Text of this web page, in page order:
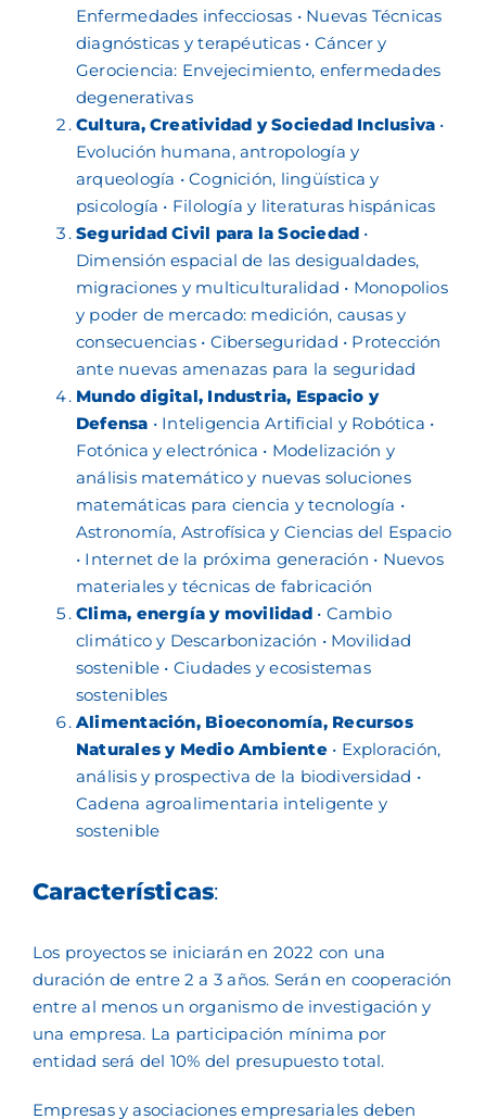
Enfermedades infecciosas • Nuevas Técnicas
diagnósticas y terapéuticas • Cáncer y
Gerociencia: Envejecimiento, enfermedades
degenerativas
Cultura, Creatividad y Sociedad Inclusiva •
Evolución humana, antropología y
arqueología • Cognición, lingüística y
psicología • Filología y literaturas hispánicas
Seguridad Civil para la Sociedad •
Dimensión espacial de las desigualdades,
migraciones y multiculturalidad • Monopolios
y poder de mercado: medición, causas y
consecuencias • Ciberseguridad • Protección
ante nuevas amenazas para la seguridad
Mundo digital, Industria, Espacio y
Defensa • Inteligencia Artificial y Robótica •
Fotónica y electrónica • Modelización y
análisis matemático y nuevas soluciones
matemáticas para ciencia y tecnología •
Astronomía, Astrofísica y Ciencias del Espacio
• Internet de la próxima generación • Nuevos
materiales y técnicas de fabricación
Clima, energía y movilidad• Cambio
climático y Descarbonización • Movilidad
sostenible • Ciudades y ecosistemas
sostenibles
Alimentación, Bioeconomía, Recursos
Naturales y Medio Ambiente• Exploración,
análisis y prospectiva de la biodiversidad •
Cadena agroalimentaria inteligente y
sostenible
Características:
Los proyectos se iniciarán en 2022 con una
duración de entre 2 a 3 años. Serán en cooperación
entre al menos un organismo de investigación y
una empresa. La participación mínima por
entidad será del 10% del presupuesto total.
Empresas y asociaciones empresariales deben